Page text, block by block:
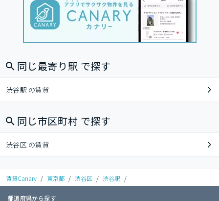
同じ最寄り駅 で探す
渋谷駅 の賃貸
同じ市区町村 で探す
渋谷区 の賃貸
賃貸Canary / 東京都 / 渋谷区 / 渋谷駅 /
都道府県から探す